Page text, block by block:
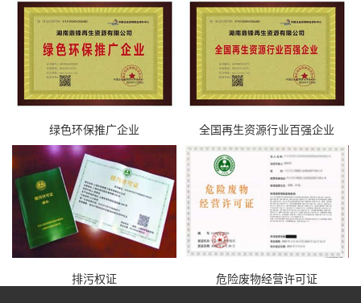
绿色环保推广企业 全国再生资源行业百强企业
排污权证 危险废物经营许可证